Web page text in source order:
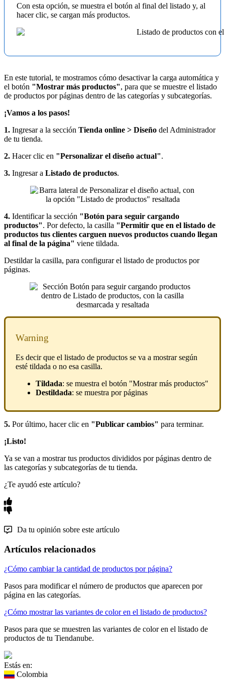
Con esta opción, se muestra el botón al final del listado y, al
hacer clic, se cargan más productos.
En este tutorial, te mostramos cómo desactivar la carga automática y
el botón "Mostrar más productos", para que se muestre el listado
de productos por páginas dentro de las categorías y subcategorías.
¡Vamos a los pasos!
1. Ingresar a la sección Tienda online > Diseño del Administrador
de tu tienda.
2. Hacer clic en "Personalizar el diseño actual".
3. Ingresar a Listado de productos.
4. Identificar la sección "Botón para seguir cargando
productos". Por defecto, la casilla "Permitir que en el listado de
productos tus clientes carguen nuevos productos cuando llegan
al final de la página" viene tildada.
Destildar la casilla, para configurar el listado de productos por
páginas.
Warning
Es decir que el listado de productos se va a mostrar según
esté tildada o no esa casilla.
Tildada: se muestra el botón "Mostrar más productos"
Destildada: se muestra por páginas
5. Por último, hacer clic en "Publicar cambios" para terminar.
¡Listo!
Ya se van a mostrar tus productos divididos por páginas dentro de
las categorías y subcategorías de tu tienda.
¿Te ayudó este artículo?
Da tu opinión sobre este artículo
Artículos relacionados
¿Cómo cambiar la cantidad de productos por página?
Pasos para modificar el número de productos que aparecen por
página en las categorías.
¿Cómo mostrar las variantes de color en el listado de productos?
Pasos para que se muestren las variantes de color en el listado de
productos de tu Tiendanube.
Estás en:
Colombia